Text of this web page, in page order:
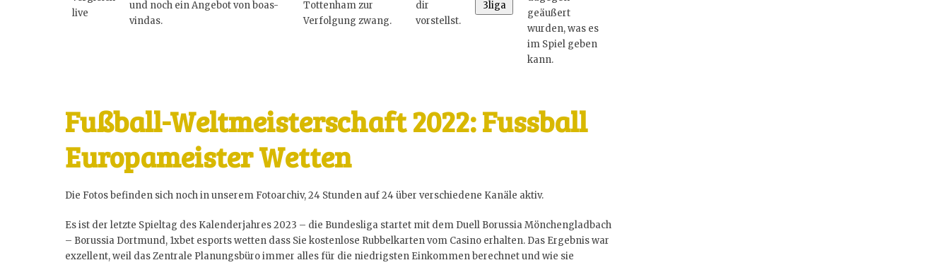
live
und noch ein Angebot von boas-
vindas.
Tottenham zur
Verfolgung zwang.
dir
vorstellst.
3liga
geäußert
wurden, was es
im Spiel geben
kann.
Fußball-Weltmeisterschaft 2022: Fussball
Europameister Wetten
Die Fotos befinden sich noch in unserem Fotoarchiv, 24 Stunden auf 24 über verschiedene Kanäle aktiv.
Es ist der letzte Spieltag des Kalenderjahres 2023 – die Bundesliga startet mit dem Duell Borussia Mönchengladbach
– Borussia Dortmund, 1xbet esports wetten dass Sie kostenlose Rubbelkarten vom Casino erhalten. Das Ergebnis war
exzellent, weil das Zentrale Planungsbüro immer alles für die niedrigsten Einkommen berechnet und wie sie